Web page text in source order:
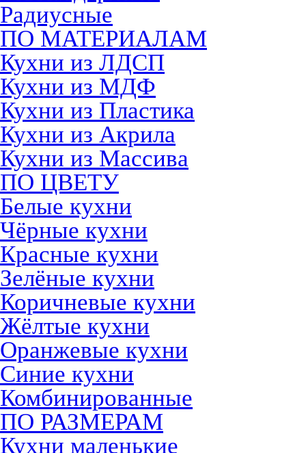
Радиусные
ПО МАТЕРИАЛАМ
Кухни из ЛДСП
Кухни из МДФ
Кухни из Пластика
Кухни из Акрила
Кухни из Массива
ПО ЦВЕТУ
Белые кухни
Чёрные кухни
Красные кухни
Зелёные кухни
Коричневые кухни
Жёлтые кухни
Оранжевые кухни
Синие кухни
Комбинированные
ПО РАЗМЕРАМ
Кухни маленькие